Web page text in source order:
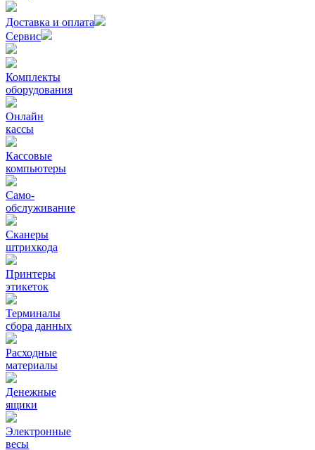
Доставка и оплата
Сервис
Комплекты
оборудования
Онлайн
кассы
Кассовые
компьютеры
Само-
обслуживание
Сканеры
штрихкода
Принтеры
этикеток
Терминалы
сбора данных
Расходные
материалы
Денежные
ящики
Электронные
весы